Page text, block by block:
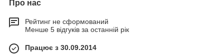
Про нас
Рейтинг не сформований
Менше 5 відгуків за останній рік
Працює з 30.09.2014